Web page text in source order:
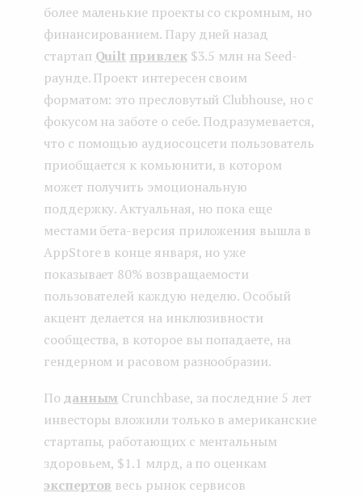
более маленькие проекты со скромным, но
финансированием. Пару дней назад
стартап Quilt привлек$3.5 млн на Seed-
раунде. Проект интересен своим
форматом: это пресловутый Clubhouse, но с
фокусом на заботе о себе. Подразумевается,
что с помощью аудиосоцсети пользователь
приобщается к комьюнити, в котором
может получить эмоциональную
поддержку. Актуальная, но пока еще
местами бета-версия приложения вышла в
AppStore в конце января, но уже
показывает 80% возвращаемости
пользователей каждую неделю. Особый
акцент делается на инклюзивности
сообщества, в которое вы попадаете, на
гендерном и расовом разнообразии.
Поданным Crunchbase, за последние 5 лет
инвесторы вложили только в американские
стартапы, работающих с ментальным
здоровьем, $1.1 млрд, а по оценкам
экспертов весь рынок сервисов